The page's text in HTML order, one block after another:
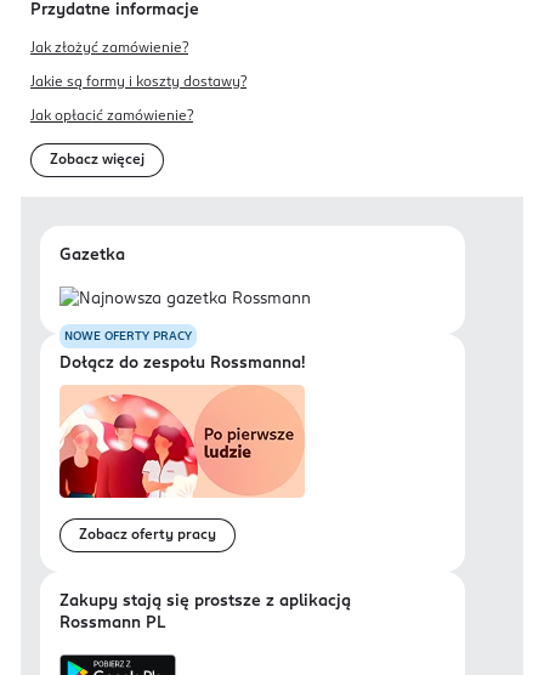
Przydatne informacje
Jak złożyć zamówienie?
Jakie są formy i koszty dostawy?
Jak opłacić zamówienie?
Zobacz więcej
Gazetka
NOWE OFERTY PRACY
Dołącz do zespołu Rossmanna!
Zobacz oferty pracy
Zakupy stają się prostsze z aplikacją
Rossmann PL